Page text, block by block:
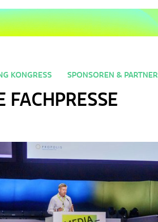
KONGRESS SPONSOREN & PARTNER
FACHPRESSE